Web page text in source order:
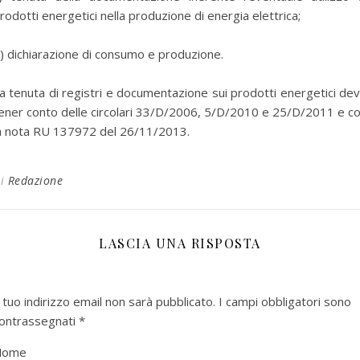
energetici nella produzione di energia elettrica;
dichiarazione di consumo e produzione.
tenuta di registri e documentazione sui prodotti energetici
conto delle circolari 33/D/2006, 5/D/2010 e 25/D/2011 e
nota RU 137972 del 26/11/2013.
Redazione
LASCIA UNA RISPOSTA
tuo indirizzo email non sarà pubblicato. I campi obbligatori sono
*